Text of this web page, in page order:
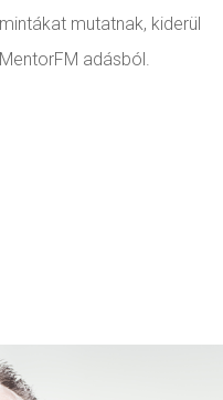
mutatnak, kiderül
adásból.